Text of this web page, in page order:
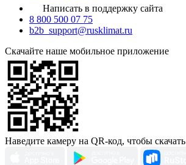
Написать в поддержку сайта
8 800 500 07 75
b2b_support@rusklimat.ru
Скачайте наше мобильное приложение
Наведите камеру на QR-код, чтобы скачать